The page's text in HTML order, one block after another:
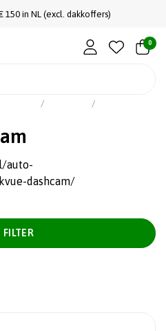
150 in NL (excl. dakkoffers)
0
auto-
dashcam/
FILTER